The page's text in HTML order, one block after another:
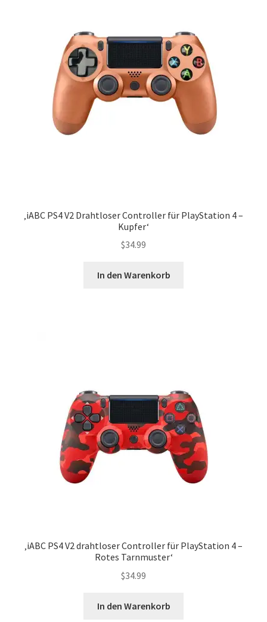
‚iABC PS4 V2 Drahtloser Controller für PlayStation 4 –
Kupfer‘
$34.99
In den Warenkorb
‚iABC PS4 V2 drahtloser Controller für PlayStation 4 –
Rotes Tarnmuster‘
$34.99
In den Warenkorb